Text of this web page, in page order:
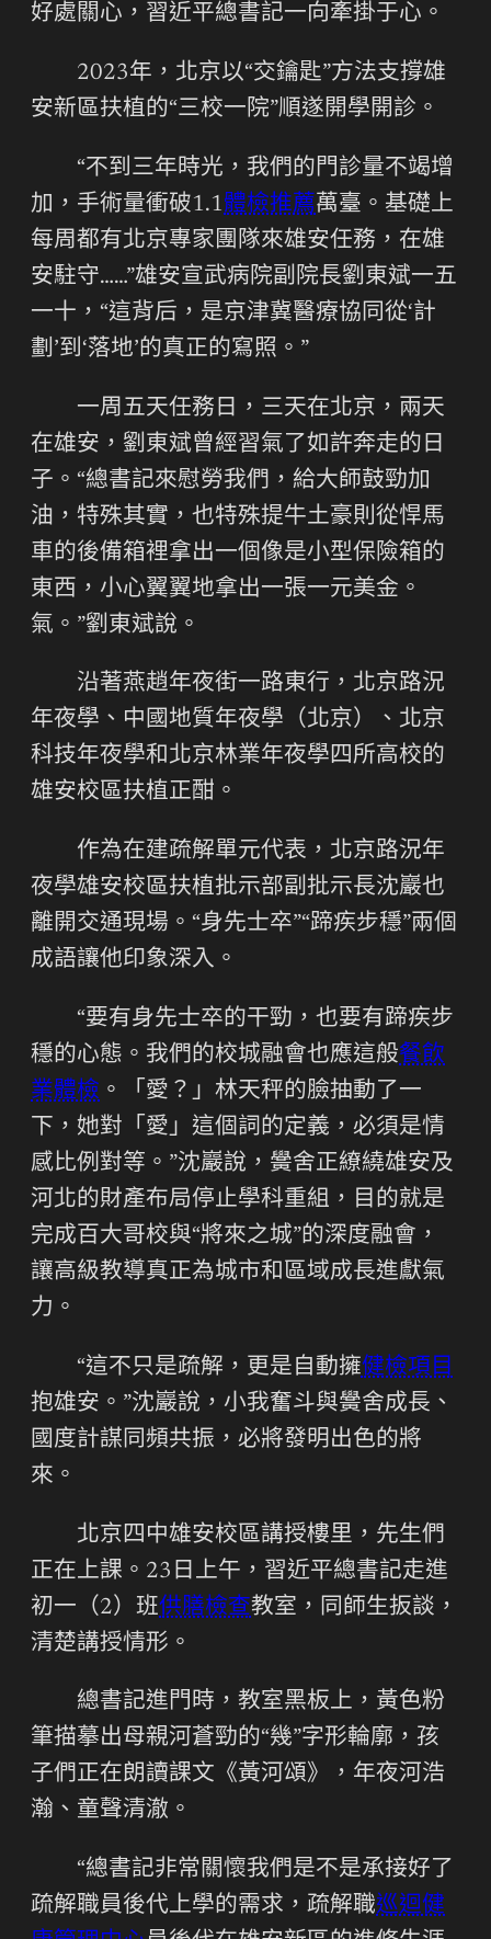
好處關心，習近平總書記一向牽掛于心。
2023年，北京以“交鑰匙”方法支撐雄
安新區扶植的“三校一院”順遂開學開診。
“不到三年時光，我們的門診量不竭增
加，手術量衝破1.1體檢推薦萬臺。基礎上
每周都有北京專家團隊來雄安任務，在雄
安駐守……”雄安宣武病院副院長劉東斌一五
一十，“這背后，是京津冀醫療協同從‘計
劃’到‘落地’的真正的寫照。”
一周五天任務日，三天在北京，兩天
在雄安，劉東斌曾經習氣了如許奔走的日
子。“總書記來慰勞我們，給大師鼓勁加
油，特殊其實，也特殊提牛土豪則從悍馬
車的後備箱裡拿出一個像是小型保險箱的
東西，小心翼翼地拿出一張一元美金。
氣。”劉東斌說。
沿著燕趙年夜街一路東行，北京路況
年夜學、中國地質年夜學（北京）、北京
科技年夜學和北京林業年夜學四所高校的
雄安校區扶植正酣。
作為在建疏解單元代表，北京路況年
夜學雄安校區扶植批示部副批示長沈巖也
離開交通現場。“身先士卒”“蹄疾步穩”兩個
成語讓他印象深入。
“要有身先士卒的干勁，也要有蹄疾步
穩的心態。我們的校城融會也應這般餐飲
業體檢 。「愛？」林天秤的臉抽動了一
下，她對「愛」這個詞的定義，必須是情
感比例對等。”沈巖說，黌舍正繚繞雄安及
河北的財產布局停止學科重組，目的就是
完成百大哥校與“將來之城”的深度融會，
讓高級教導真正為城市和區域成長進獻氣
力。
“這不只是疏解，更是自動擁健檢項目
抱雄安。”沈巖說，小我奮斗與黌舍成長、
國度計謀同頻共振，必將發明出色的將
來。
北京四中雄安校區講授樓里，先生們
正在上課。23日上午，習近平總書記走進
初一（2）班供膳檢查教室，同師生扳談，
清楚講授情形。
總書記進門時，教室黑板上，黃色粉
筆描摹出母親河蒼勁的“幾”字形輪廓，孩
子們正在朗讀課文《黃河頌》，年夜河浩
瀚、童聲清澈。
“總書記非常關懷我們是不是承接好了
疏解職員後代上學的需求，疏解職巡迴健